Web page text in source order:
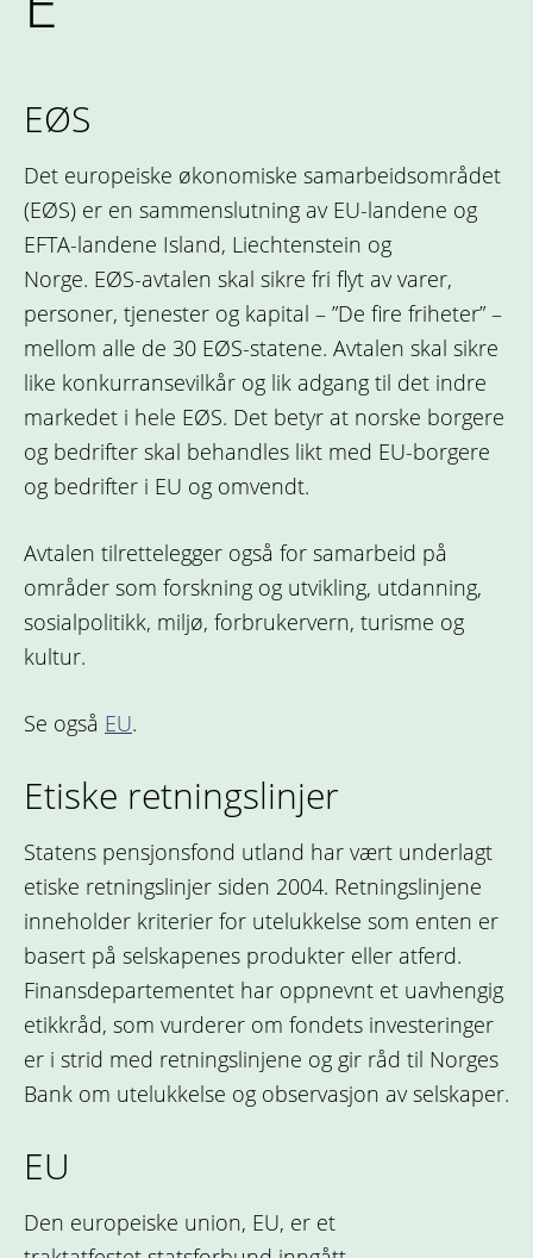
EØS
Det europeiske økonomiske samarbeidsområdet
(EØS) er en sammenslutning av EU-landene og
EFTA-landene Island, Liechtenstein og
Norge. EØS-avtalen skal sikre fri flyt av varer,
personer, tjenester og kapital – ”De fire friheter” –
mellom alle de 30 EØS-statene. Avtalen skal sikre
like konkurransevilkår og lik adgang til det indre
markedet i hele EØS. Det betyr at norske borgere
og bedrifter skal behandles likt med EU-borgere
og bedrifter i EU og omvendt.
Avtalen tilrettelegger også for samarbeid på
områder som forskning og utvikling, utdanning,
sosialpolitikk, miljø, forbrukervern, turisme og
kultur.
Se også EU.
Etiske retningslinjer
Statens pensjonsfond utland har vært underlagt
etiske retningslinjer siden 2004. Retningslinjene
inneholder kriterier for utelukkelse som enten er
basert på selskapenes produkter eller atferd.
Finansdepartementet har oppnevnt et uavhengig
etikkråd, som vurderer om fondets investeringer
er i strid med retningslinjene og gir råd til Norges
Bank om utelukkelse og observasjon av selskaper.
EU
Den europeiske union, EU, er et